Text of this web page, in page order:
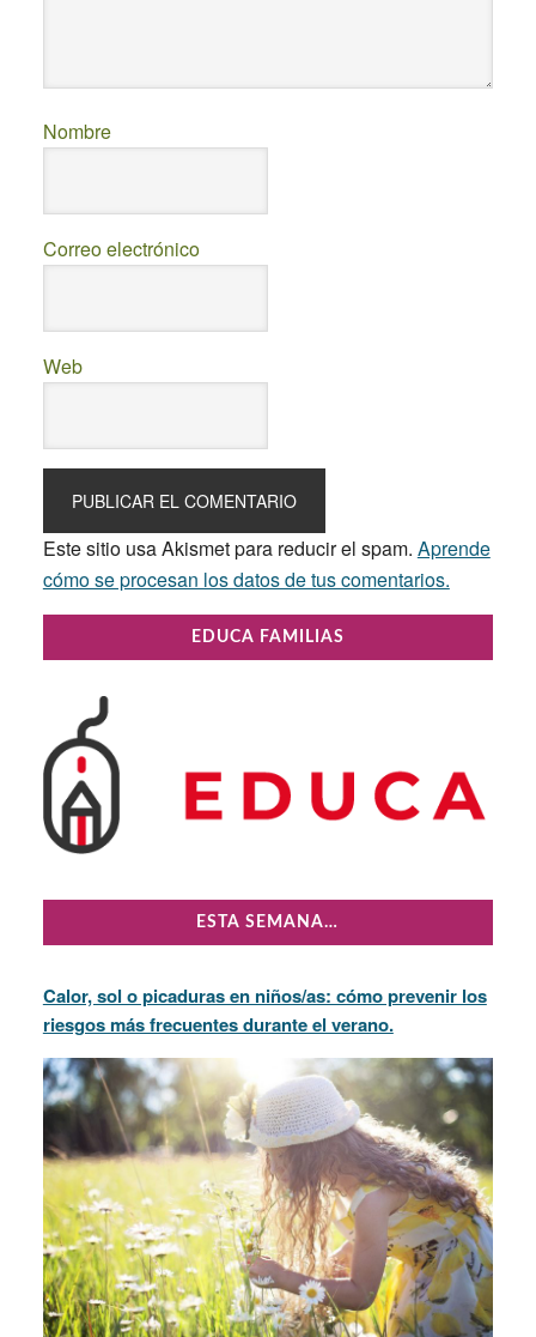
Nombre
Correo electrónico
Web
Este sitio usa Akismet para reducir el spam. Aprende
cómo se procesan los datos de tus comentarios.
Primary
Sidebar
EDUCA FAMILIAS
ESTA SEMANA…
Calor, sol o picaduras en niños/as: cómo prevenir los
riesgos más frecuentes durante el verano.